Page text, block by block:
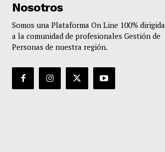
Nosotros
Somos una Plataforma On Line 100% dirigida
a la comunidad de profesionales Gestión de
Personas de nuestra región.